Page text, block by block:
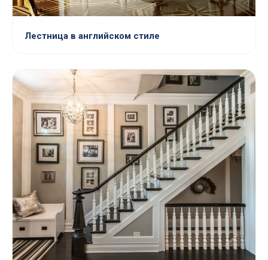
Лестница в английском стиле